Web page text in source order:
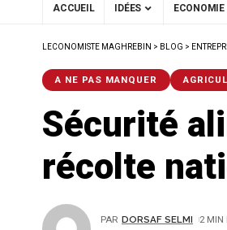
ACCUEIL IDÉES ECONOMIE
LECONOMISTE MAGHREBIN > BLOG >
A NE PAS MANQUER
Sécurité
récolte
PAR DORSAF SELMI 2 MIN